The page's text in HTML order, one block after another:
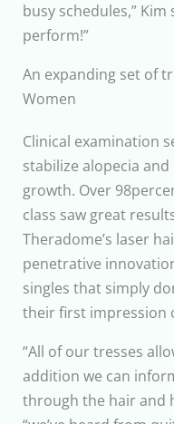
busy schedules,”
perform!”
An expanding set of
Women
Clinical examination
stabilize alopecia
growth. Over
class saw great
Theradome’s laser
penetrative
singles that simply
their first impression
“All of our tresses
addition we can
through the hair and